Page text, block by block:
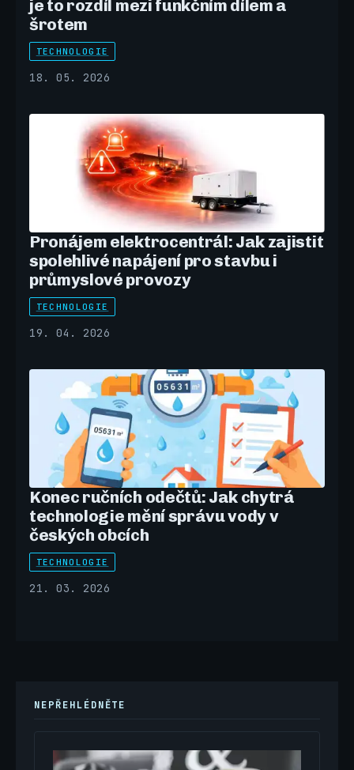
je to rozdíl mezi funkčním dílem a
šrotem
TECHNOLOGIE
18. 05. 2026
Pronájem elektrocentrál: Jak zajistit
spolehlivé napájení pro stavbu i
průmyslové provozy
TECHNOLOGIE
19. 04. 2026
Konec ručních odečtů: Jak chytrá
technologie mění správu vody v
českých obcích
TECHNOLOGIE
21. 03. 2026
NEPŘEHLÉDNĚTE